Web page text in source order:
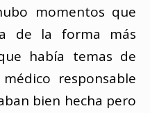
momentos que
de la forma más
había temas de
responsable
bien hecha pero